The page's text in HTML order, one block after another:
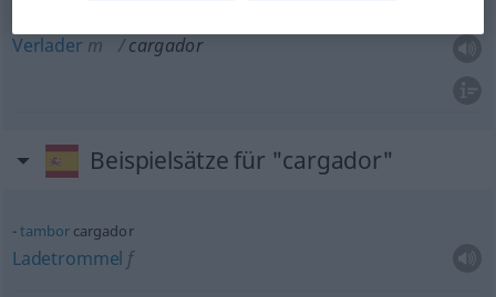
Verlader m cargador
Beispielsätze für "cargador"
tamborcargador
Ladetrommel f